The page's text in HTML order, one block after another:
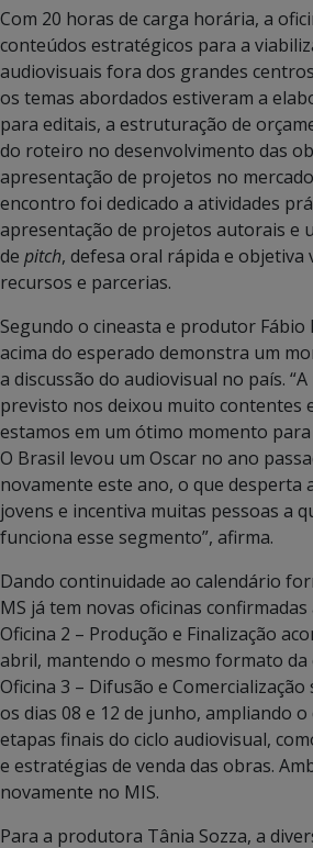
Com 20 horas de carga horária, a
conteúdos estratégicos para a
audiovisuais fora dos grandes
os temas abordados estiveram a
para editais, a estruturação de
do roteiro no desenvolvimento das
apresentação de projetos no
encontro foi dedicado a atividades
apresentação de projetos autorais e
de pitch, defesa oral rápida e objetiva
recursos e parcerias.
Segundo o cineasta e produtor Fábio
acima do esperado demonstra um
a discussão do audiovisual no país.
previsto nos deixou muito contentes
estamos em um ótimo momento
O Brasil levou um Oscar no ano
novamente este ano, o que desperta
jovens e incentiva muitas pessoas a
funciona esse segmento”, afirma.
Dando continuidade ao calendário
MS já tem novas oficinas
Oficina 2 – Produção e Finalização
abril, mantendo o mesmo formato da
Oficina 3 – Difusão e
os dias 08 e 12 de junho, ampliando
etapas finais do ciclo audiovisual,
e estratégias de venda das obras.
novamente no MIS.
Para a produtora Tânia Sozza, a